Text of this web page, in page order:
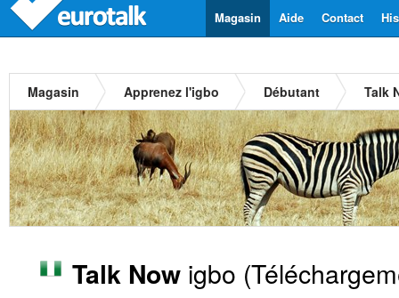
Contact
Aide
Magasin
Magasin Apprenez l'igbo Débutant Talk
Talk Now igbo